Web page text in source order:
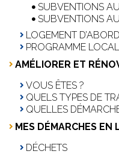
SUBVENTIONS
SUBVENTIONS
LOGEMENT D’ABORD
PROGRAMME
AMÉLIORER ET
VOUS ÊTES ?
QUELS TYPES DE
QUELLES
MES DÉMARCHES EN
DÉCHETS